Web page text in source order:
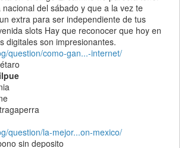
del sábado y que a la vez te
extra para ser independiente de tus
slots Hay que reconocer que hoy en
digitales son impresionantes.
question/como-gan...-internet/
question/la-mejor...on-mexico/
sin deposito